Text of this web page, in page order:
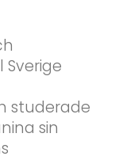
Sverige
studerade
sin